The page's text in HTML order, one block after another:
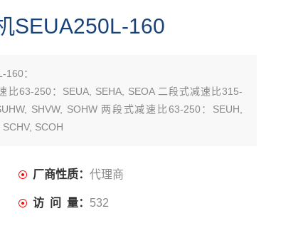
SEUA250L-160
：
比63-250：SEUA, SEHA, SEOA 二段式减速比315-
SHVW, SOHW 两段式减速比63-250：SEUH,
SCOH
厂商性质： 代理商
访 问 量： 532